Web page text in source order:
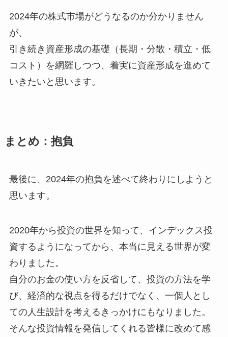
2024年の株式市場がどうなるのか分かりません
が、
引き続き資産形成の基礎（長期・分散・積立・低
コスト）を網羅しつつ、着実に資産形成を進めて
いきたいと思います。
まとめ：抱負
最後に、2024年の抱負を述べて終わりにしようと
思います。
2020年から投資の世界を知って、インデックス投
資するようになってから、本当に見える世界が変
わりました。
自分のお金の使い方を反省して、投資の方法を学
び、経済的な視点を得るだけでなく、一個人とし
ての人生設計を考えるきっかけにもなりました。
そんな投資情報を発信してくれる皆様に改めて感